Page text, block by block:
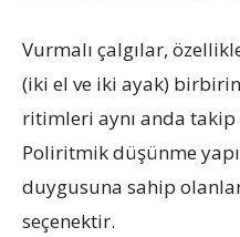
Vurmalı çalgılar,
(iki el ve iki ayak)
ritimleri aynı anda
Poliritmik düşünme
duygusuna sahip
seçenektir.